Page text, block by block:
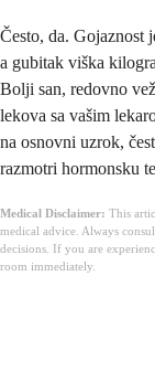
Često, da. Gojaznost
a gubitak viška
Bolji san, redovno
lekova sa vašim
na osnovni uzrok,
razmotri hormonsku
Medical Disclaimer: This
medical advice. Always
decisions. If you are
room immediately.